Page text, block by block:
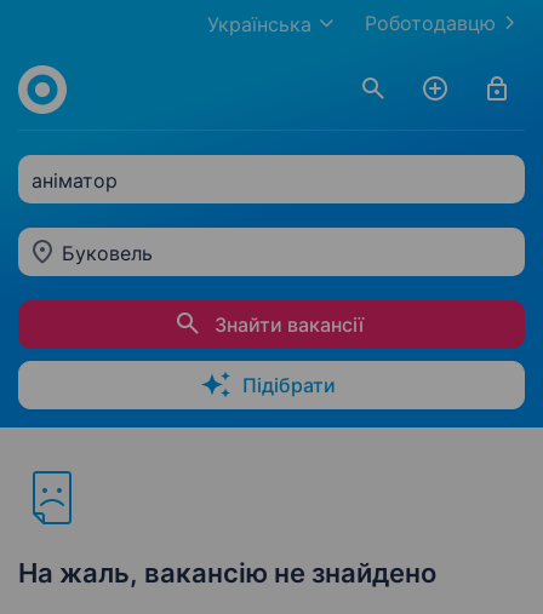
Роботодавцю
Українська
аніматор
Буковель
Знайти вакансії
Підібрати
На жаль, вакансію не знайдено